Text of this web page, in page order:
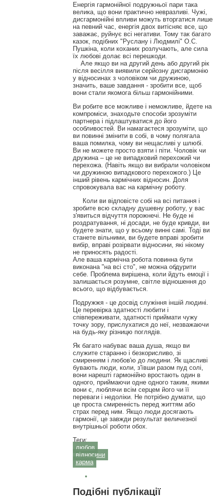
Енергія гармонійної подружньої пари така
велика, що вони практично невразливі. Чужі,
дисгармонійні впливи можуть вторгатися лише
на певний час, енергія двох витісняє все, що
заважає, руйнує всі негативи. Тому так багато
казок, подібних "Руслану і Людмилі" О.С.
Пушкіна, коли коханих розлучають, але сила
їх любові долає всі перешкоди.
Але якщо ви на другий день або другий рік
після весілля виявили серйозну дисгармонію
у відносинах з чоловіком чи дружиною,
значить, ваше завдання - зробити все, щоб
вони стали якомога більш гармонійними.
Ви робите все можливе і неможливе, йдете на
компроміси, знаходьте способи зрозуміти
партнера і підлаштуватися до його
особливостей. Ви намагаєтеся зрозуміти, що
ви повинні змінити в собі, в чому полягала
ваша помилка, чому ви нещасливі у шлюбі.
Ви не можете просто взяти і піти. Чоловік чи
дружина – це не випадковий перехожий чи
перехожа. (Навіть якщо ви вибрали чоловіком
чи дружиною випадкового перехожого.) Це
інший рівень кармічних відносин. Доля
спровокувала вас на кармічну роботу.
Коли ви відповісте собі на всі питання і
зробите всю складну душевну роботу, у вас
з'явиться відчуття порожнечі. Не буде ні
роздратування, ні досади, не буде кривди, ви
будете знати, що у всьому винні самі. Тоді ви
станете вільними, ви будете вправі зробити
вибір, вправі розірвати відносини, які нікому
не приносять радості.
Але ваша кармічна робота повинна бути
виконана "на всі сто", не можна обдурити
себе. Проблема вирішена, коли йдуть емоції і
залишається розумне, світле відношення до
всього, що відбувається.
Подружжя - це досвід служіння іншій людині.
Це перевірка здатності любити і
співпереживати, здатності приймати чужу
точку зору, прислухатися до неї, незважаючи
на будь-яку різницю поглядів.
Як багато набуває ваша душа, якщо ви
служите старанно і безкорисливо, зі
смиренням і любов'ю до людини. Як щасливі
бувають люди, коли, з'ївши разом пуд солі,
вони нарешті гармонійно вростають один в
одного, приймаючи одне одного таким, якими
вони є, люблячи всім серцем його чи її
переваги і недоліки. Не потрібно думати, що
це проста смиренність перед життям або
страх перед ним. Якщо люди досягають
гармонії, це завжди результат величезної
внутрішньої роботи обох.
Теги:
любов
відносини
карма
Подібні публікації